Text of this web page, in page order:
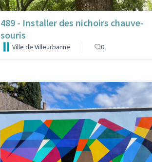
489 - Installer des nichoirs chauve-
souris
Ville de Villeurbanne 0